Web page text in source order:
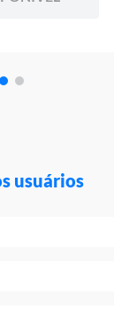
usuários